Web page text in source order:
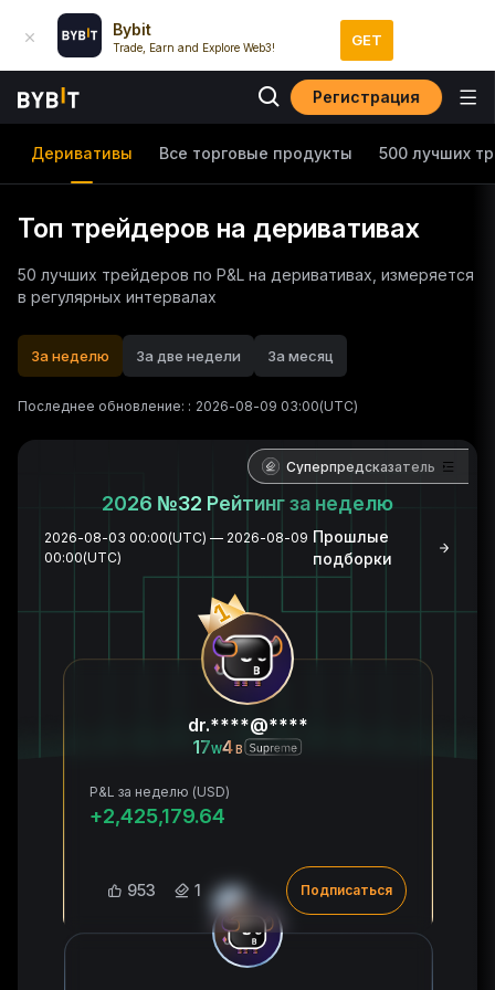
Bybit
Trade, Earn and Explore Web3! GET
Регистрация
Деривативы Все торговые продукты 500 лучших
Топ трейдеров на деривативах
50 лучших трейдеров по P&L на деривативах, измеряется
в регулярных интервалах
За неделю За две недели За месяц
Последнее обновление: : 2026-08-09 03:00(UTC)
Суперпредсказатель
2026 №32 Рейтинг за неделю
2026-08-03 00:00(UTC) — 2026-08-09
00:00(UTC)
Прошлые
подборки
dr.****@****
17W4B
P&L за неделю (USD)
+2,425,179.64
953 1 Подписаться